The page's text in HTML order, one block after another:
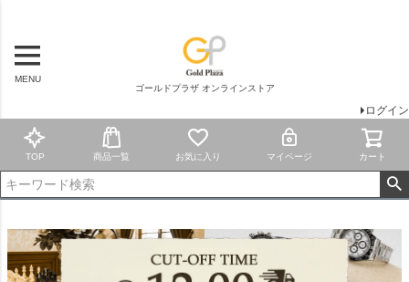
MENU
ゴールドプラザ オンラインストア
ログイン
TOP 商品一覧 お気に入り マイページ カート